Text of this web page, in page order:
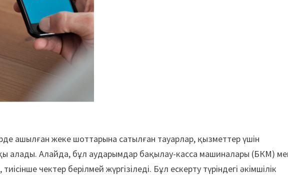
ашылған жеке шоттарына сатылған тауарлар, қызметтер үшін
алады. Алайда, бұл аударымдар бақылау-касса машиналары (БКМ)
чектер берілмей жүргізіледі. Бұл ескерту түріндегі әкімшілік